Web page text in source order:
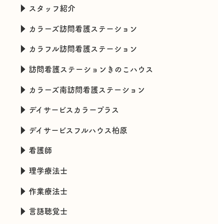
スタッフ紹介
カラーズ訪問看護ステーション
カラフル訪問看護ステーション
訪問看護ステーションきのこハウス
カラーズ南訪問看護ステーション
デイサービスカラープラス
デイサービスフルハウス柏原
看護師
理学療法士
作業療法士
言語聴覚士